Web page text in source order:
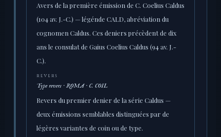
Avers de la première émission de C. Coelius Caldus
(104 av. J.-C.) — légénde CALD, abréviation du
cognomen Caldus. Ces deniers précèdent de dix
ans le consulat de Gaius Coelius Caldus (94 av. J.-
C.).
REVERS
Type revers · ROMA · C. COIL
Revers du premier denier de la série Caldus —
deux émissions semblables distinguées par de
légères variantes de coin ou de type.